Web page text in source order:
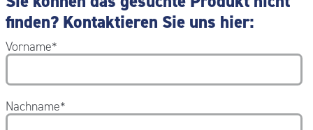
finden? Kontaktieren Sie uns hier:
Vorname*
Nachname*